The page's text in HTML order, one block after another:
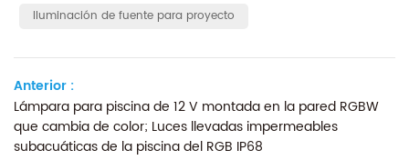
Iluminación de fuente para proyecto
Anterior :
Lámpara para piscina de 12 V montada en la pared RGBW
que cambia de color; Luces llevadas impermeables
subacuáticas de la piscina del RGB IP68